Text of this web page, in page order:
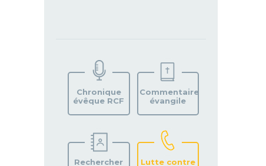
VOTRE
PAROISSE
Chronique
évêque RCF
Commentaire
évangile
Rechercher
Lutte contre